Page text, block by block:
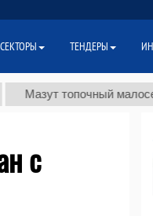
топочный
с
СЕКТОРЫ ТЕНДЕРЫ